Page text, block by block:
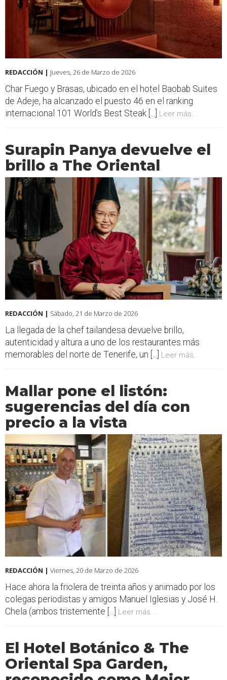
REDACCIÓN | Jueves, 26 de Marzo de 2026
Char Fuego y Brasas, ubicado en el hotel Baobab Suites
de Adeje, ha alcanzado el puesto 46 en el ranking
internacional 101 World’s Best Steak [...]
Leer más...
Surapin Panya devuelve el
brillo a The Oriental
REDACCIÓN | Sábado, 21 de Marzo de 2026
La llegada de la chef tailandesa devuelve brillo,
autenticidad y altura a uno de los restaurantes más
memorables del norte de Tenerife, un [...] Leer más...
Mallar pone el listón:
sugerencias del día con
precio a la vista
REDACCIÓN | Viernes, 20 de Marzo de 2026
Hace ahora la friolera de treinta años y animado por los
colegas periodistas y amigos Manuel Iglesias y José H.
Chela (ambos tristemente [...]
Leer más...
El Hotel Botánico & The
Oriental Spa Garden,